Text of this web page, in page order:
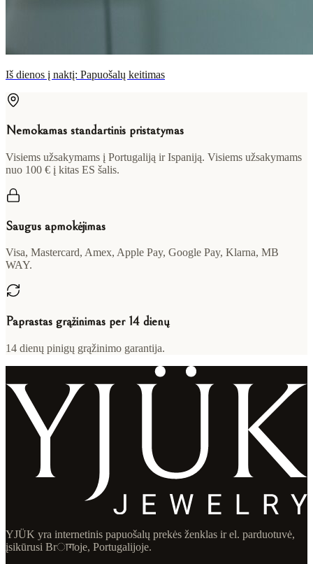
Iš dienos į naktį: Papuošalų keitimas
Nemokamas standartinis pristatymas
Visiems užsakymams į Portugaliją ir Ispaniją. Visiems užsakymams
nuo 100 € į kitas ES šalis.
Saugus apmokėjimas
Visa, Mastercard, Amex, Apple Pay, Google Pay, Klarna, MB
WAY.
Paprastas grąžinimas per 14 dienų
14 dienų pinigų grąžinimo garantija.
YJÜK yra internetinis papuošalų prekės ženklas ir el. parduotuvė,
įsikūrusi Brागoje, Portugalijoje.